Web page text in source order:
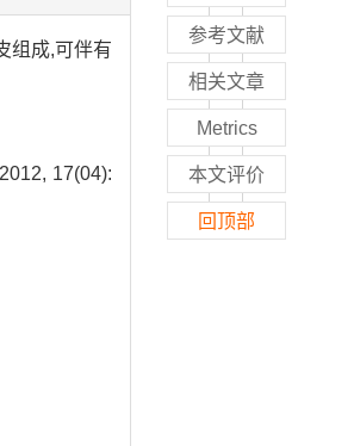
组成,可伴有
17(04):
参考文献
相关文章
Metrics
本文评价
回顶部